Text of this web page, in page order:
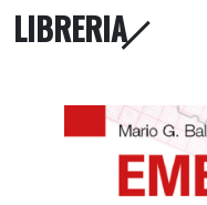
LIBRERIA